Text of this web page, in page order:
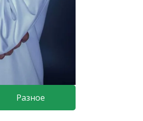
Разное